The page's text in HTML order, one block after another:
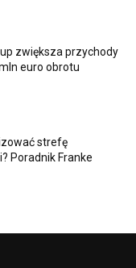
zwiększa przychody
euro obrotu
strefę
Poradnik Franke